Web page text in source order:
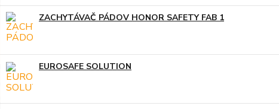
ZACHYTÁVAČ PÁDOV HONOR SAFETY FAB 1
EUROSAFE SOLUTION